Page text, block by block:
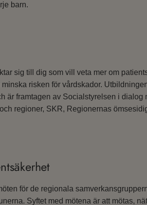
barn.
sig till dig som vill veta mer om
risken för vårdskador.
är framtagen av Socialstyrelsen i dialog
regioner, SKR, Regionernas
för de regionala
Syftet med mötena är att mötas,